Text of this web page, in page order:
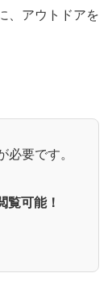
、アウトドアを
必要です。
覧可能！